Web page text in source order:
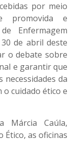
por meio
promovida e
Enfermagem
de abril deste
o debate sobre
e garantir que
da
cuidado ético e
Márcia Caúla,
Ético, as oficinas